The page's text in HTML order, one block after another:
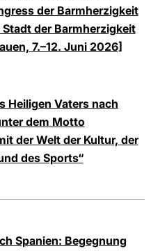
der Barmherzigkeit
der Barmherzigkeit
7.–12. Juni 2026]
Heiligen Vaters nach
dem Motto
der Welt der Kultur, der
des Sports“
Spanien: Begegnung